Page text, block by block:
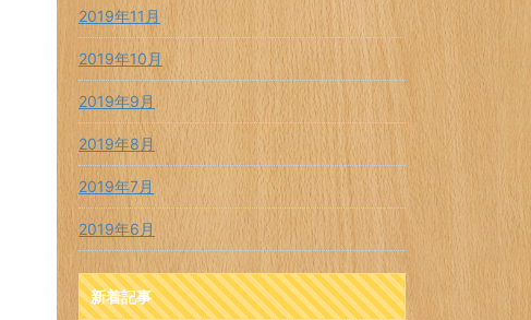
2019年11月
2019年10月
2019年9月
2019年8月
2019年7月
2019年6月
新着記事